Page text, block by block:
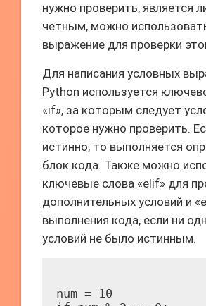
нужно проверить, является
четным, можно
выражение для проверки
Для написания условных
Python используется
«if», за которым следует
которое нужно проверить.
истинно, то выполняется
блок кода. Также можно
ключевые слова «elif» для
дополнительных условий и
выполнения кода, если ни
условий не было истинным.
num = 10